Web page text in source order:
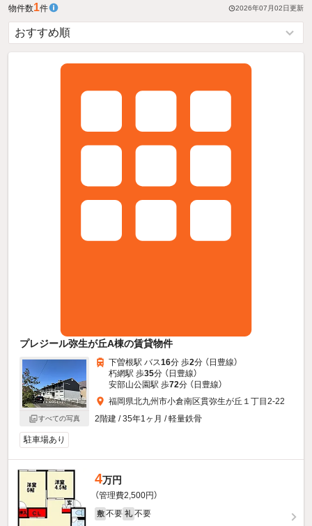
物件数1件 2026年07月02日更新
プレジール弥生が丘A棟の賃貸物件
すべての写真
下曽根駅 バス16分 歩2分 （日豊線）
朽網駅 歩35分 （日豊線）
安部山公園駅 歩72分 （日豊線）
福岡県北九州市小倉南区貫弥生が丘１丁目2-22
2階建 / 35年1ヶ月 / 軽量鉄骨
駐車場あり
4万円
（管理費2,500円）
敷 不要 礼 不要